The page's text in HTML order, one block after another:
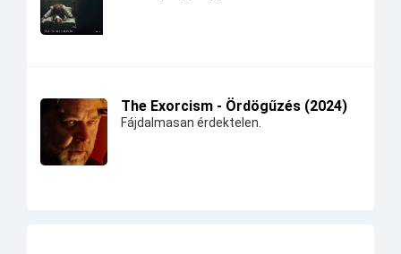
The Exorcism - Ördögűzés (2024)
Fájdalmasan érdektelen.